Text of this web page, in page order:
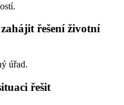
řešení životní
úřad.
řešit